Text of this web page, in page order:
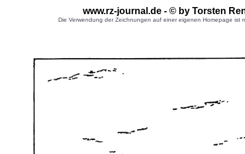
www.rz-journal.de - © by Torsten
Die Verwendung der Zeichnungen auf einer eigenen Homepage ist